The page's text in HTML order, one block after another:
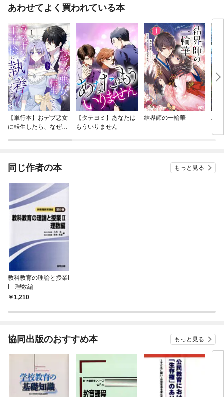
あわせてよく買われている本
【単行本】おデブ悪女
に転生したら、なぜか
【タテヨミ】あなたは
もういりません
結界師の一輪華
バ
今
同じ作者の本 もっと見る
教科教育の理論と授業I
I 理数編
1,210
協同出版のおすすめ本 もっと見る